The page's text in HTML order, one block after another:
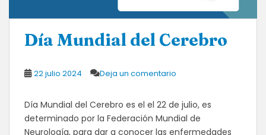
Día Mundial del Cerebro
22 julio 2024 Deja un comentario
Día Mundial del Cerebro es el el 22 de julio, es
determinado por la Federación Mundial de
Neurología, para dar a conocer las enfermedades